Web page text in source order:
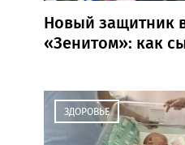
Новый защитник
«Зенитом»: как
ЗДОРОВЬЕ